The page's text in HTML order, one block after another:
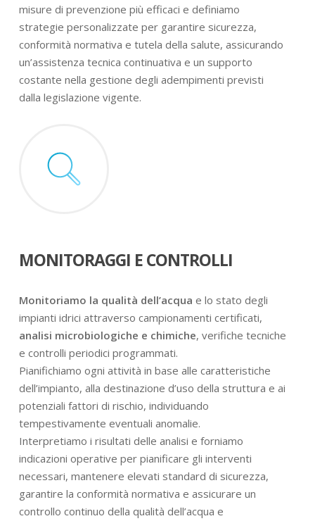
misure di prevenzione più efficaci e definiamo
strategie personalizzate per garantire sicurezza,
conformità normativa e tutela della salute, assicurando
un’assistenza tecnica continuativa e un supporto
costante nella gestione degli adempimenti previsti
dalla legislazione vigente.
MONITORAGGI E CONTROLLI
Monitoriamo la qualità dell’acqua e lo stato degli
impianti idrici attraverso campionamenti certificati,
analisi microbiologiche e chimiche, verifiche tecniche
e controlli periodici programmati.
Pianifichiamo ogni attività in base alle caratteristiche
dell’impianto, alla destinazione d’uso della struttura e ai
potenziali fattori di rischio, individuando
tempestivamente eventuali anomalie.
Interpretiamo i risultati delle analisi e forniamo
indicazioni operative per pianificare gli interventi
necessari, mantenere elevati standard di sicurezza,
garantire la conformità normativa e assicurare un
controllo continuo della qualità dell’acqua e